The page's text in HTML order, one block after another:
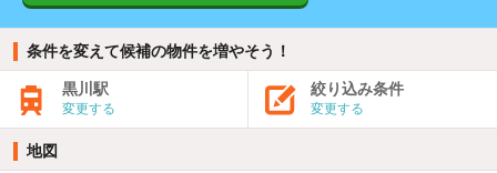
条件を変えて候補の物件を増やそう！
黒川駅
変更する
絞り込み条件
変更する
地図